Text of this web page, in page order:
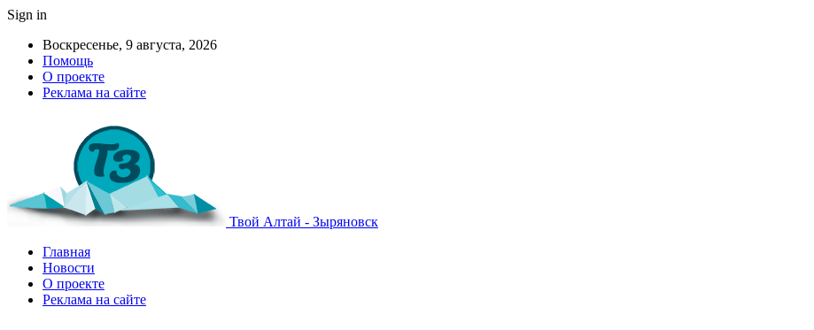
Sign in
Воскресенье, 9 августа, 2026
Помощь
О проекте
Реклама на сайте
Твой Алтай - Зыряновск
Главная
Новости
О проекте
Реклама на сайте